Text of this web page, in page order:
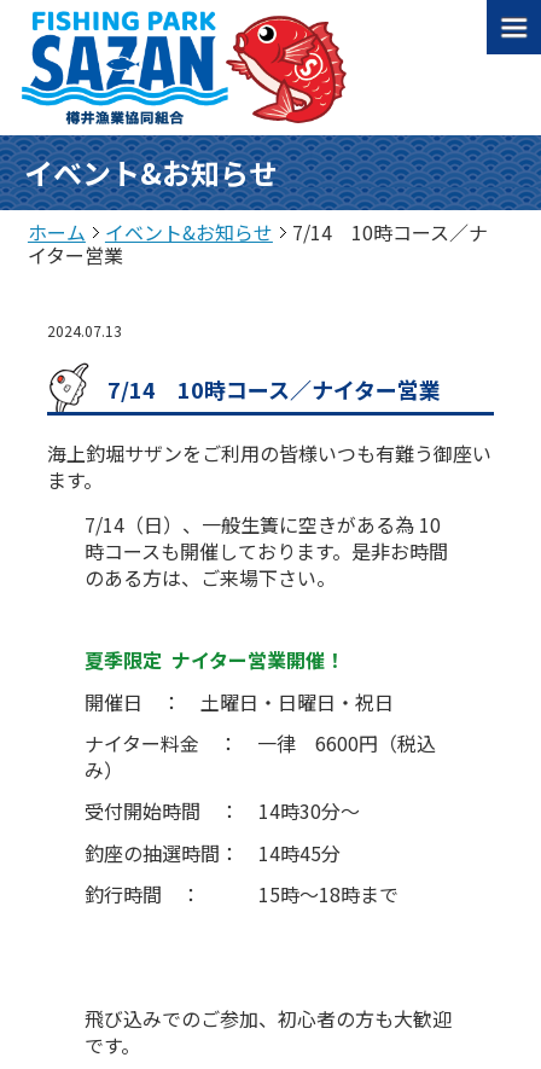
イベント&お知らせ
ホーム イベント&お知らせ 7/14 10時コース／ナ
イター営業
2024.07.13
7/14 10時コース／ナイター営業
海上釣堀サザンをご利用の皆様いつも有難う御座い
ます。
7/14（日）、一般生簀に空きがある為 10
時コースも開催しております。是非お時間
のある方は、ご来場下さい。
夏季限定 ナイター営業開催！
開催日 ： 土曜日・日曜日・祝日
ナイター料金 ： 一律 6600円（税込
み）
受付開始時間 ： 14時30分～
釣座の抽選時間： 14時45分
釣行時間 ： 15時～18時まで
飛び込みでのご参加、初心者の方も大歓迎
です。